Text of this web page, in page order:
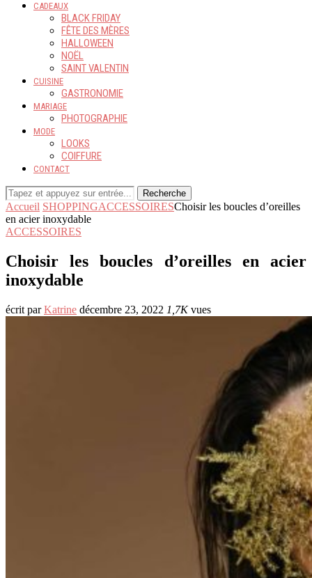
CADEAUX
BLACK FRIDAY
FÊTE DES MÈRES
HALLOWEEN
NOËL
SAINT VALENTIN
CUISINE
GASTRONOMIE
MARIAGE
PHOTOGRAPHIE
MODE
LOOKS
COIFFURE
CONTACT
Recherche
Accueil SHOPPINGACCESSOIRESChoisir les boucles d’oreilles
en acier inoxydable
ACCESSOIRES
Choisir les boucles d’oreilles en acier
inoxydable
écrit parKatrine décembre 23, 2022 1,7Kvues